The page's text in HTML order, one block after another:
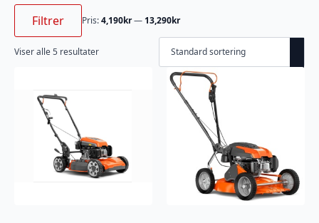
Min.
Makspris
Filtrer Pris:4,190kr— 13,290kr
Viser alle 5 resultater